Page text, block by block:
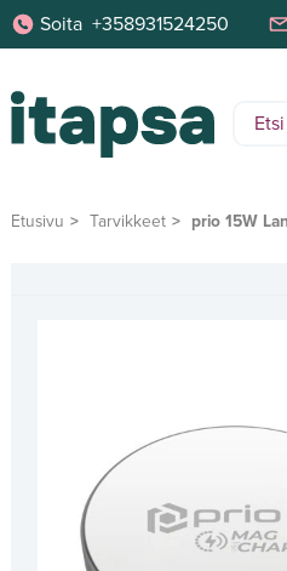
Soita +358931524250
Etusivu Tarvikkeet prio 15W